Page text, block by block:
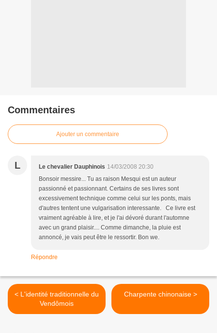
Commentaires
Ajouter un commentaire
L Le chevalier Dauphinois 14/03/2008 20:30
Bonsoir messire... Tu as raison Mesqui est un auteur
passionné et passionnant. Certains de ses livres sont
excessivement technique comme celui sur les ponts, mais
d'autres tentent une vulgarisation interessante. Ce livre est
vraiment agréable à lire, et je l'ai dévoré durant l'automne
avec un grand plaisir.... Comme dimanche, la pluie est
annoncé, je vais peut être le ressortir. Bon we.
Répondre
< L'identité traditionnelle du
Vendômois
Charpente chinonaise >